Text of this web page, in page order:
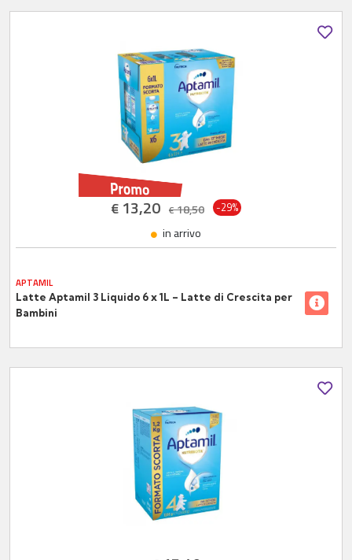
€ 13,20 €18,50 -29%
in arrivo
APTAMIL
Latte Aptamil 3 Liquido 6 x 1L – Latte di Crescita per
Bambini